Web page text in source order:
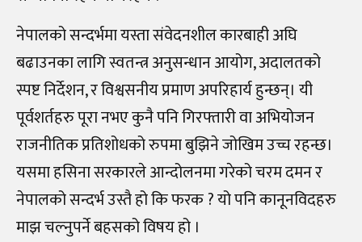
नेपालको सन्दर्भमा यस्ता संवेदनशील कारबाही अघि
बढाउनका लागि स्वतन्त्र अनुसन्धान आयोग, अदालतको
स्पष्ट निर्देशन, र विश्वसनीय प्रमाण अपरिहार्य हुन्छन्। यी
पूर्वशर्तहरु पूरा नभए कुनै पनि गिरफ्तारी वा अभियोजन
राजनीतिक प्रतिशोधको रुपमा बुझिने जोखिम उच्च रहन्छ।
यसमा हसिना सरकारले आन्दोलनमा गरेको चरम दमन र
नेपालको सन्दर्भ उस्तै हो कि फरक ? यो पनि कानूनविदहरु
माझ चल्नुपर्ने बहसको विषय हो ।